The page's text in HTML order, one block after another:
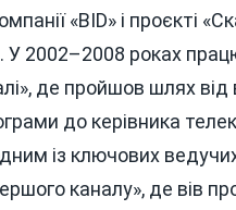
«ВІD» і проєкті
У 2002–2008 роках
де пройшов шлях від
до керівника
із ключових
каналу», де вів